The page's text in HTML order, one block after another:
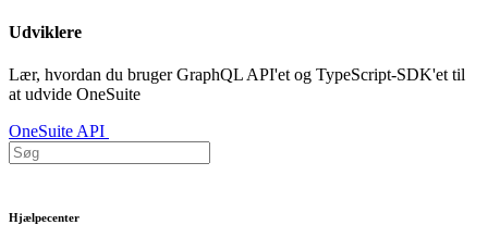
Udviklere
Lær, hvordan du bruger GraphQL API'et og TypeScript-SDK'et til
at udvide OneSuite
OneSuite API
Hjælpecenter